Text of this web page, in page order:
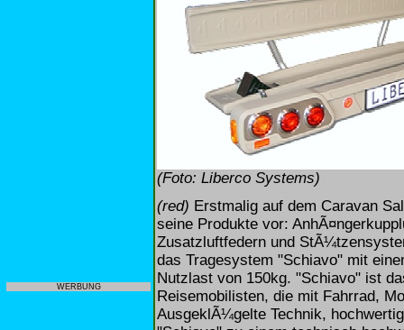
WERBUNG
(Foto: Liberco Systems)
(red) Erstmalig auf dem Caravan
seine Produkte vor:
Zusatzluftfedern und
das Tragesystem "Schiavo" mit
Nutzlast von 150kg. "Schiavo" ist
Reisemobilisten, die mit Fahrrad,
AusgeklÃ¼gelte Technik,